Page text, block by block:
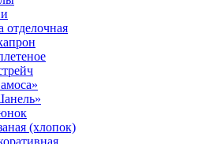
отделочная
(хлопок)